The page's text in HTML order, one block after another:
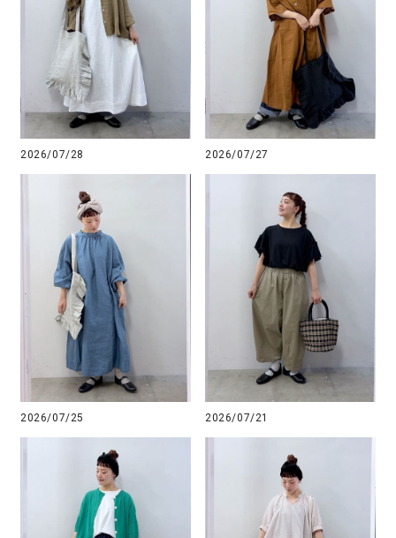
2026/07/28 2026/07/27
2026/07/25 2026/07/21